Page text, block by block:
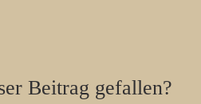
Beitrag gefallen?